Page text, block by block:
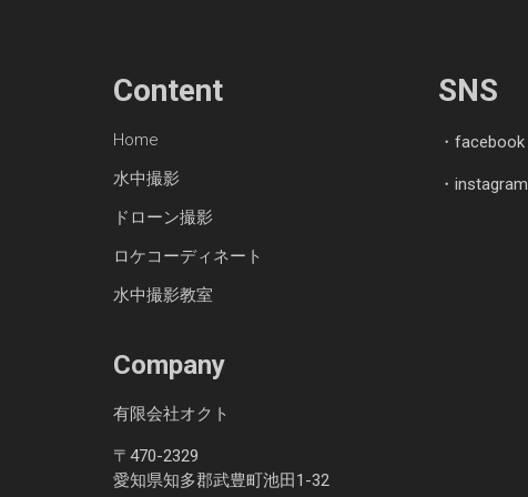
Content
Home
水中撮影
ドローン撮影
ロケコーディネート
水中撮影教室
Company
有限会社オクト
〒470-2329
愛知県知多郡武豊町池田1-32
SNS
・ facebook
・ instagram